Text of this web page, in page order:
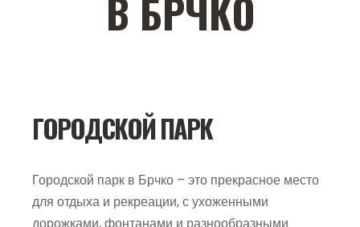
В БРЧКО
ГОРОДСКОЙ ПАРК
Городской парк в Брчко – это прекрасное место
для отдыха и рекреации, с ухоженными